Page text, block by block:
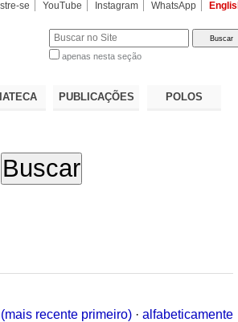
se YouTube Instagram WhatsApp
apenas nesta seção
PUBLICAÇÕES POLOS
recente primeiro) · alfabeticamente